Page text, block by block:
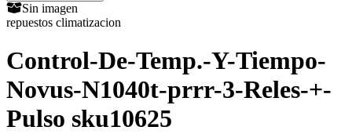
Sin imagen
repuestos climatizacion
Control-De-Temp.-Y-Tiempo-
Novus-N1040t-prrr-3-Reles-+-
Pulso sku10625